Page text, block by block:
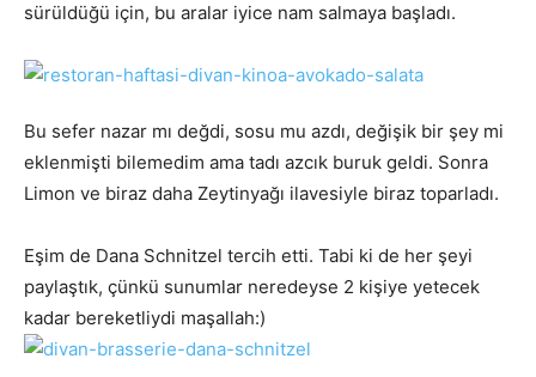
sürüldüğü için, bu aralar iyice nam salmaya başladı.
Bu sefer nazar mı değdi, sosu mu azdı, değişik bir şey mi
eklenmişti bilemedim ama tadı azcık buruk geldi. Sonra
Limon ve biraz daha Zeytinyağı ilavesiyle biraz toparladı.
Eşim de Dana Schnitzel tercih etti. Tabi ki de her şeyi
paylaştık, çünkü sunumlar neredeyse 2 kişiye yetecek
kadar bereketliydi maşallah:)